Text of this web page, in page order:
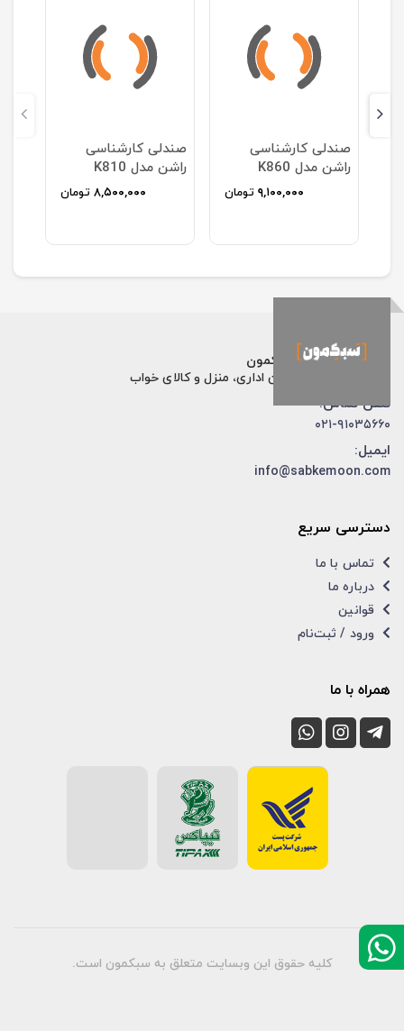
صندلی کارشناسی
راشن مدل K810
۸,۵۰۰,۰۰۰ تومان
صندلی کارشناسی
راشن مدل K860
۹,۱۰۰,۰۰۰ تومان
فروشگاه اینترنتی سبکمون
فروش تخصصی مبلمان اداری، منزل و کالای خواب
تلفن تماس:
۰۲۱-۹۱۰۳۵۶۶۰
ایمیل:
info@sabkemoon.com
دسترسی سریع
تماس با ما
درباره ما
قوانین
ورود / ثبت‌نام
همراه با ما
کلیه حقوق این وبسایت متعلق به سبکمون است.